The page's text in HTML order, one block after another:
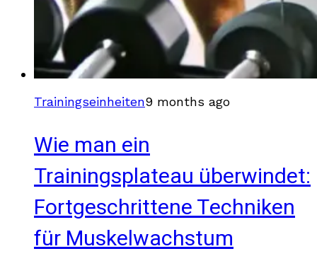
Trainingseinheiten9 months ago
Wie man ein
Trainingsplateau überwindet:
Fortgeschrittene Techniken
für Muskelwachstum